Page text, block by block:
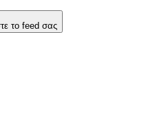
το feed σας